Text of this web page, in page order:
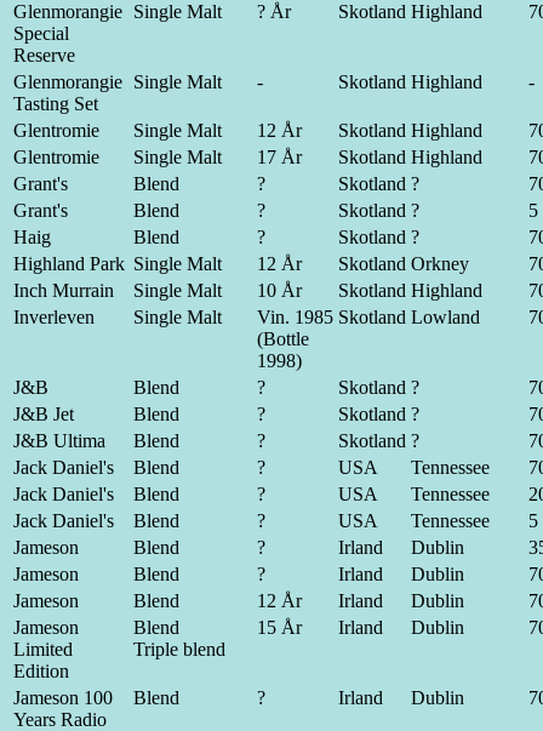
Glenmorangie
Special
Reserve
Single Malt ? År Skotland Highland
Glenmorangie
Tasting Set
Single Malt - Skotland Highland -
Glentromie Single Malt 12 År Skotland Highland
Glentromie
Single Malt 17 År Skotland Highland
Grant's
Blend ? Skotland ?
Grant's
Blend ? Skotland ?
5
Haig
Blend ? Skotland ?
Highland Park Single Malt 12 År Skotland Orkney
Inch Murrain
Single Malt 10 År Skotland Highland
Inverleven
Single Malt
Vin. 1985
(Bottle
1998)
Skotland Lowland
J&B Blend ? Skotland ?
J&B Jet
Blend ? Skotland ?
J&B Ultima
Blend ? Skotland ?
Jack Daniel's
Blend ? USA Tennessee
Jack Daniel's
Blend ? USA Tennessee
Jack Daniel's
Blend ? USA Tennessee
5
Jameson
Blend ? Irland Dublin
Jameson
Blend ? Irland Dublin
Jameson
Blend 12 År Irland Dublin
Jameson
Limited
Edition
Blend
Triple blend
15 År Irland Dublin
Jameson 100
Years Radio
Blend ? Irland Dublin